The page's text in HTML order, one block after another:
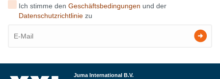
Ich stimme denGeschäftsbedingungen und der
Datenschutzrichtlinie zu
Juma International B.V.